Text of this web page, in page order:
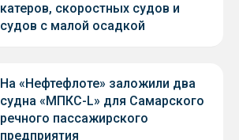
катеров, скоростных судов и
судов с малой осадкой
На «Нефтефлоте» заложили два
судна «МПКС-L» для Самарского
речного пассажирского
предприятия